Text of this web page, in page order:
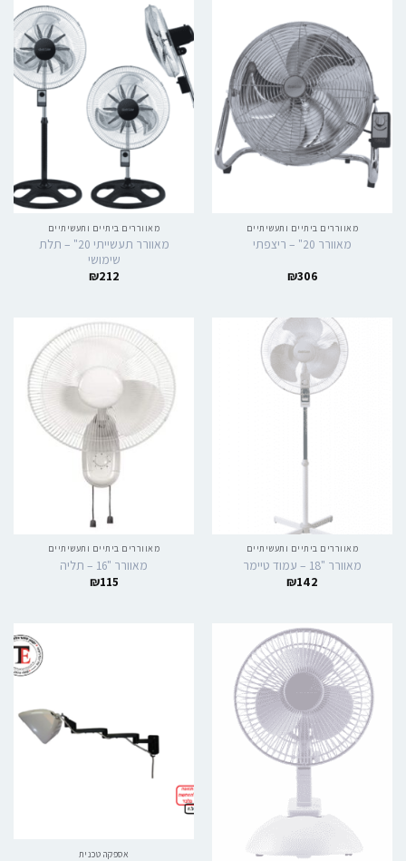
מאווררים ביתיים ותעשיתיים
מאוורר 20" – ריצפתי
₪306
מאווררים ביתיים ותעשיתיים
מאוורר תעשייתי 20" – תלת
שימושי
₪212
מאווררים ביתיים ותעשיתיים
מאוורר "18 – עמוד טיימר
₪142
מאווררים ביתיים ותעשיתיים
מאוורר "16 – תליה
₪115
אספקה טכנית